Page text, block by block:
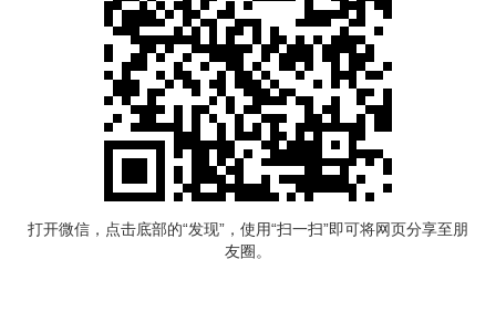
打开微信，点击底部的“发现”，使用“扫一扫”即可将网页分享至朋
友圈。